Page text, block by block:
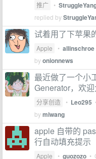
推广 •
replied by
试着用了下苹果
Apple • allinschroe
byonionnews
最近做了一个小
Generator，欢
分享创造 • Leo295
bymiwang
apple 自带的
行自动填充提示
Apple • guozozo •